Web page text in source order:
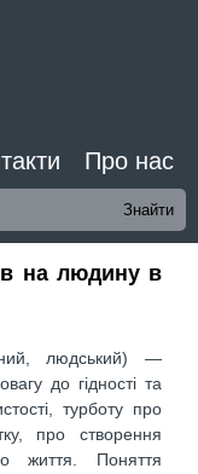
Про нас
на людину в
людський) —
до гідності та
турботу про
про створення
життя. Поняття